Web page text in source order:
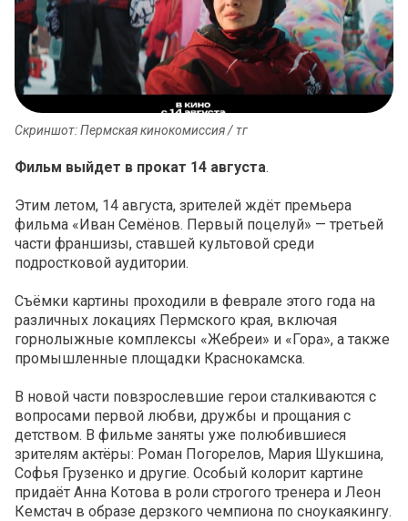
Скриншот: Пермская кинокомиссия / тг
Фильм выйдет в прокат 14 августа.
Этим летом, 14 августа, зрителей ждёт премьера
фильма «Иван Семёнов. Первый поцелуй» — третьей
части франшизы, ставшей культовой среди
подростковой аудитории.
Съёмки картины проходили в феврале этого года на
различных локациях Пермского края, включая
горнолыжные комплексы «Жебреи» и «Гора», а также
промышленные площадки Краснокамска.
В новой части повзрослевшие герои сталкиваются с
вопросами первой любви, дружбы и прощания с
детством. В фильме заняты уже полюбившиеся
зрителям актёры: Роман Погорелов, Мария Шукшина,
Софья Грузенко и другие. Особый колорит картине
придаёт Анна Котова в роли строгого тренера и Леон
Кемстач в образе дерзкого чемпиона по сноукаякингу.